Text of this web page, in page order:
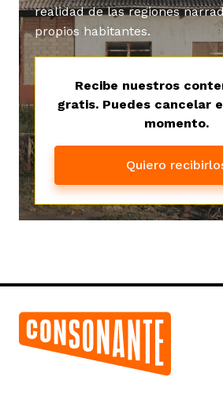
realidad de las regiones
propios habitantes.
Recibe nuestros
gratis. Puedes cancelar
momento.
Quiero